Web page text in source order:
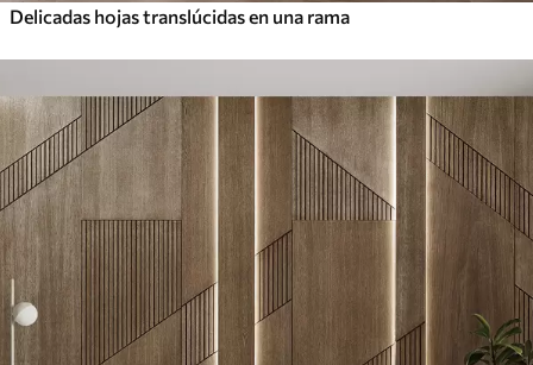
Delicadas hojas translúcidas en una rama